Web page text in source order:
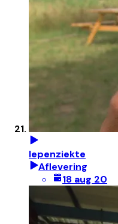
Iepenziekte
Aflevering
18 aug 20